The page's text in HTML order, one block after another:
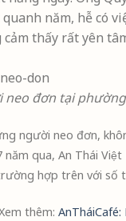
năm, hễ có
thấy rất yên
đơn tại phường
người neo đơn,
năm qua, An Thái
hợp trên với số
thêm: